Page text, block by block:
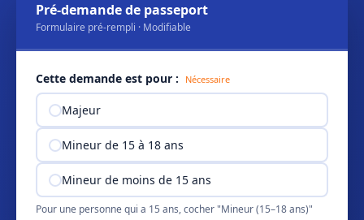
Pré-demande de passeport
Formulaire pré-rempli · Modifiable
Cette demande est pour : Nécessaire
Majeur
Mineur de 15 à 18 ans
Mineur de moins de 15 ans
Pour une personne qui a 15 ans, cocher "Mineur (15–18 ans)"